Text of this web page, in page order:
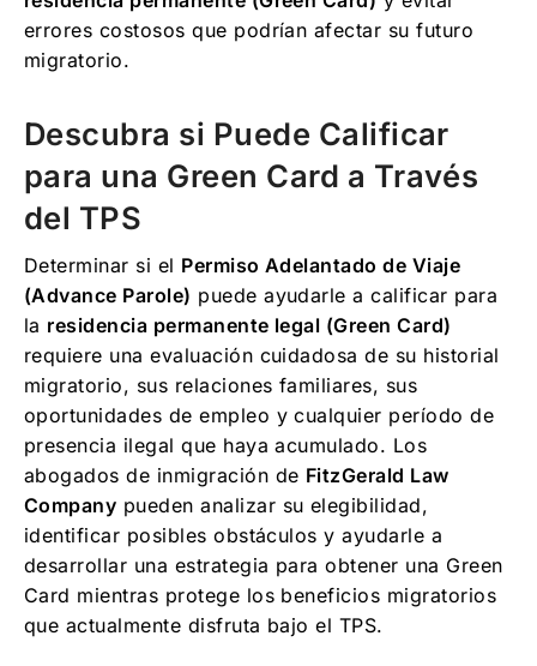
errores costosos que podrían afectar su futuro
migratorio.
Descubra si Puede Calificar
para una Green Card a Través
del TPS
Determinar si el Permiso Adelantado de Viaje
(Advance Parole) puede ayudarle a calificar para
la residencia permanente legal (Green Card)
requiere una evaluación cuidadosa de su historial
migratorio, sus relaciones familiares, sus
oportunidades de empleo y cualquier período de
presencia ilegal que haya acumulado. Los
abogados de inmigración de FitzGerald Law
Company pueden analizar su elegibilidad,
identificar posibles obstáculos y ayudarle a
desarrollar una estrategia para obtener una Green
Card mientras protege los beneficios migratorios
que actualmente disfruta bajo el TPS.